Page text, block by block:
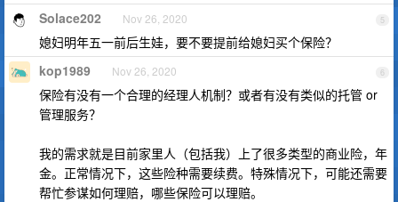
5
Solace202 Nov 26, 2020
媳妇明年五一前后生娃，要不要提前给媳妇买个保险？
6
kop1989 Nov 26, 2020
保险有没有一个合理的经理人机制？或者有没有类似的托管 or
管理服务？
我的需求就是目前家里人（包括我）上了很多类型的商业险，年
金。正常情况下，这些险种需要续费。特殊情况下，可能还需要
帮忙参谋如何理赔，哪些保险可以理赔。